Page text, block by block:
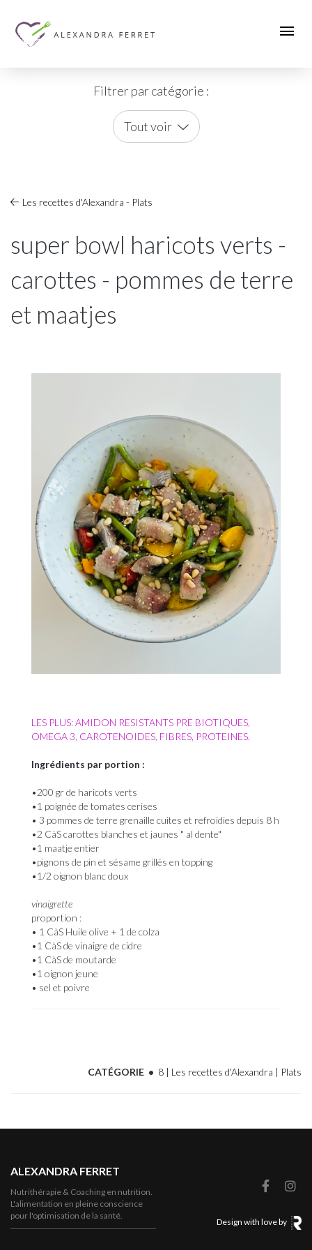
Filtrer par catégorie :
Tout voir
Les recettes d'Alexandra - Plats
super bowl haricots verts -
carottes - pommes de terre
et maatjes
LES PLUS: AMIDON RESISTANTS PRE BIOTIQUES,
OMEGA 3, CAROTENOIDES, FIBRES, PROTEINES.
Ingrédients par portion :
•200 gr de haricots verts
•1 poignée de tomates cerises
• 3 pommes de terre grenaille cuites et refroidies depuis 8 h
•2 CàS carottes blanches et jaunes " al dente"
•1 maatje entier
•pignons de pin et sésame grillés en topping
•1/2 oignon blanc doux
vinaigrette
proportion :
• 1 CàS Huile olive + 1 de colza
•1 CàS de vinaigre de cidre
•1 CàS de moutarde
•1 oignon jeune
• sel et poivre
CATÉGORIE • 8 | Les recettes d'Alexandra | Plats
ALEXANDRA FERRET
Nutrithérapie & Coaching en nutrition.
L'alimentation en pleine conscience
pour l'optimisation de la santé.
Design with love by